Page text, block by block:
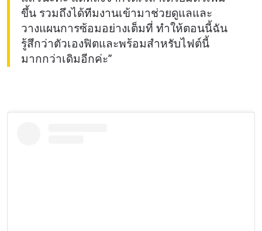
ขึ้น รวมถึงได้ทีมงานเข้ามาช่วยดูแลและ
วางแผนการซ้อมอย่างเต็มที่ ทำให้ตอนนี้ฉัน
รู้สึกว่าตัวเองฟิตและพร้อมสำหรับไฟต์นี้
มากกว่าเดิมอีกค่ะ”